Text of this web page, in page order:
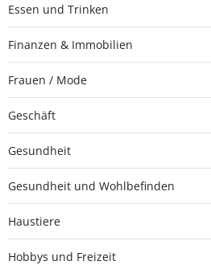
Essen und Trinken
Finanzen & Immobilien
Frauen / Mode
Geschäft
Gesundheit
Gesundheit und Wohlbefinden
Haustiere
Hobbys und Freizeit